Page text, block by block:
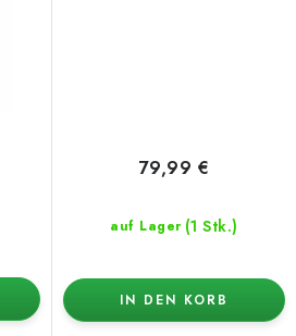
auf Lager (1 Stk.)
79,99 €
IN DEN KORB